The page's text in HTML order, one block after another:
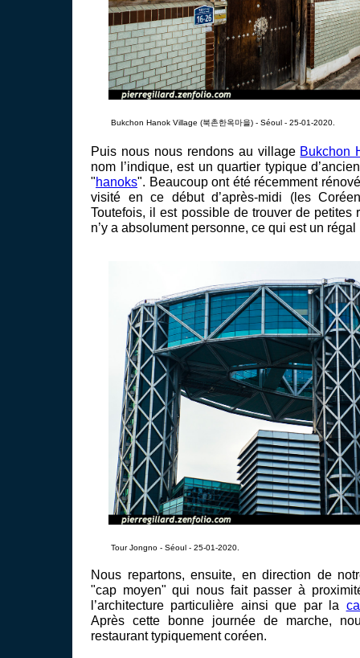
Bukchon Hanok Village (북촌한옥마을) - Séoul - 25-01-2020.
Puis nous nous rendons au village Bukchon
nom l’indique, est un quartier typique
"hanoks". Beaucoup ont été récemment
visité en ce début d’après-midi (les
Toutefois, il est possible de trouver de petites
n’y a absolument personne, ce qui est un
Tour Jongno - Séoul - 25-01-2020.
Nous repartons, ensuite, en direction de
"cap moyen" qui nous fait passer à
l’architecture particulière ainsi que par la
Après cette bonne journée de marche,
restaurant typiquement coréen.